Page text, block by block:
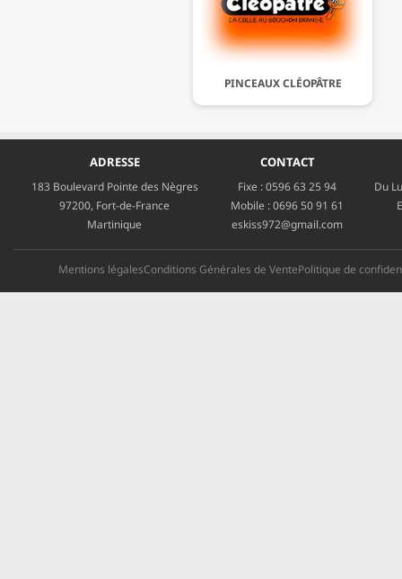
PINCEAUX CLÉOPÂTRE
ADRESSE
183 Boulevard Pointe des Nègres
97200, Fort-de-France
Martinique
CONTACT
Fixe :0596 63 25 94
Mobile :0696 50 91 61
eskiss972@gmail.com
Du
Mentions légalesConditions Générales de VentePolitique de